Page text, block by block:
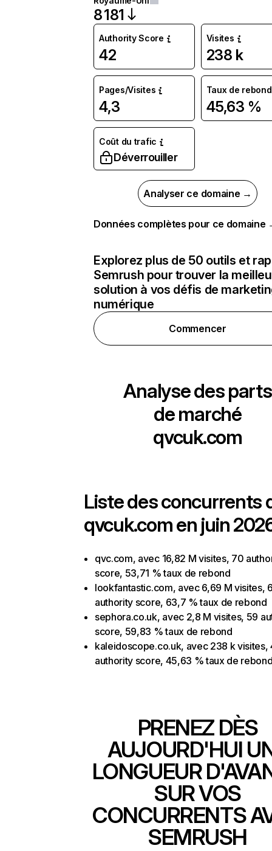
8 181
Authority Score
42
Visites
238 k
Pages/Visites
4,3
Taux de rebond
45,63 %
Coût du trafic
Déverrouiller
Analyser ce domaine →
Données complètes pour ce domaine
Explorez plus de 50 outils et
Semrush pour trouver la
solution à vos défis de
numérique
Commencer
Analyse des parts
de marché
qvcuk.com
Liste des concurrents
qvcuk.com en juin
qvc.com, avec 16,82 M visites, 70
score, 53,71 % taux de rebond
lookfantastic.com, avec 6,69 M visites,
authority score, 63,7 % taux de rebond
sephora.co.uk, avec 2,8 M visites, 59
score, 59,83 % taux de rebond
kaleidoscope.co.uk, avec 238 k visites,
authority score, 45,63 % taux de
PRENEZ DÈS
AUJOURD'HUI
LONGUEUR
SUR VOS
CONCURRENTS
SEMRUSH